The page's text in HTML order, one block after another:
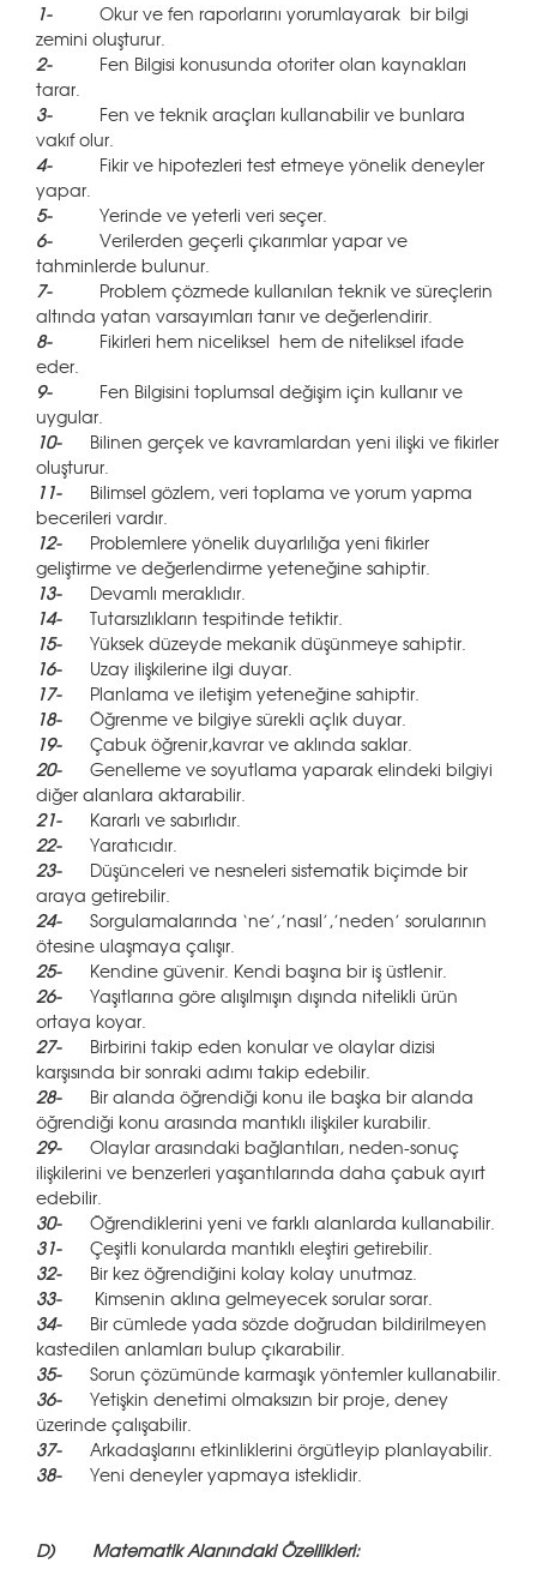
1- Okur ve fen raporlarını yorumlayarak bir bilgi
zemini oluşturur.
2- Fen Bilgisi konusunda otoriter olan kaynakları
tarar.
3- Fen ve teknik araçları kullanabilir ve bunlara
vakıf olur.
4- Fikir ve hipotezleri test etmeye yönelik deneyler
yapar.
5- Yerinde ve yeterli veri seçer.
6- Verilerden geçerli çıkarımlar yapar ve
tahminlerde bulunur.
7- Problem çözmede kullanılan teknik ve süreçlerin
altında yatan varsayımları tanır ve değerlendirir.
8- Fikirleri hem niceliksel hem de niteliksel ifade
eder.
9- Fen Bilgisini toplumsal değişim için kullanır ve
uygular.
10- Bilinen gerçek ve kavramlardan yeni ilişki ve fikirler
oluşturur.
11- Bilimsel gözlem, veri toplama ve yorum yapma
becerileri vardır.
12- Problemlere yönelik duyarlılığa yeni fikirler
geliştirme ve değerlendirme yeteneğine sahiptir.
13- Devamlı meraklıdır.
14- Tutarsızlıkların tespitinde tetiktir.
15- Yüksek düzeyde mekanik düşünmeye sahiptir.
16- Uzay ilişkilerine ilgi duyar.
17- Planlama ve iletişim yeteneğine sahiptir.
18- Öğrenme ve bilgiye sürekli açlık duyar.
19- Çabuk öğrenir,kavrar ve aklında saklar.
20- Genelleme ve soyutlama yaparak elindeki bilgiyi
diğer alanlara aktarabilir.
21- Kararlı ve sabırlıdır.
22- Yaratıcıdır.
23- Düşünceleri ve nesneleri sistematik biçimde bir
araya getirebilir.
24- Sorgulamalarında ‘ne’,’nasıl’,’neden’ sorularının
ötesine ulaşmaya çalışır.
25- Kendine güvenir. Kendi başına bir iş üstlenir.
26- Yaşıtlarına göre alışılmışın dışında nitelikli ürün
ortaya koyar.
27- Birbirini takip eden konular ve olaylar dizisi
karşısında bir sonraki adımı takip edebilir.
28- Bir alanda öğrendiği konu ile başka bir alanda
öğrendiği konu arasında mantıklı ilişkiler kurabilir.
29- Olaylar arasındaki bağlantıları, neden-sonuç
ilişkilerini ve benzerleri yaşantılarında daha çabuk ayırt
edebilir.
30- Öğrendiklerini yeni ve farklı alanlarda kullanabilir.
31- Çeşitli konularda mantıklı eleştiri getirebilir.
32- Bir kez öğrendiğini kolay kolay unutmaz.
33-
Kimsenin aklına gelmeyecek sorular sorar.
34- Bir cümlede yada sözde doğrudan bildirilmeyen
kastedilen anlamları bulup çıkarabilir.
35- Sorun çözümünde karmaşık yöntemler kullanabilir.
36- Yetişkin denetimi olmaksızın bir proje, deney
üzerinde çalışabilir.
37- Arkadaşlarını etkinliklerini örgütleyip planlayabilir.
38- Yeni deneyler yapmaya isteklidir.
D) Matematik Alanındaki Özellikleri: